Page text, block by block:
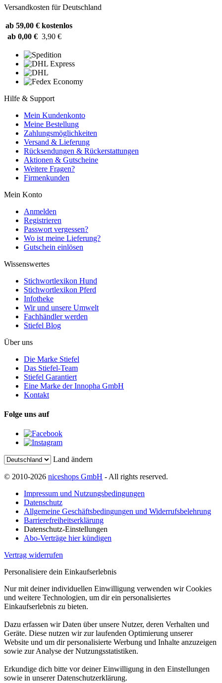
Versandkosten für Deutschland
ab 59,00 € kostenlos
ab 0,00 € 3,90 €
Hilfe & Support
Mein Kundenkonto
Meine Bestellung
Zahlungsmöglichkeiten
Versand & Lieferung
Rücksendungen & Rückerstattungen
Aktionen & Gutscheine
Weitere Fragen?
Firmenkunden
Mein Konto
Anmelden
Registrieren
Passwort vergessen?
Wo ist meine Lieferung?
Gutschein einlösen
Wissenswertes
Stichwortlexikon Hund
Stichwortlexikon Pferd
Infotheke
Wir und unsere Umwelt
Fachhändler werden
Stiefel Blog
Über uns
Die Marke Stiefel
Das Stiefel-Team
Stiefel Garantiert
Eine Marke der Innopha GmbH
Kontakt
Folge uns auf
Land ändern
© 2010-2026 niceshops GmbH - All rights reserved.
Impressum und Nutzungsbedingungen
Datenschutz
Allgemeine Geschäftsbedingungen und Widerrufsbelehrung
Barrierefreiheitserklärung
Datenschutz-Einstellungen
Abo-Verträge hier kündigen
Vertrag widerrufen
Personalisiere dein Einkaufserlebnis
Nur mit deiner individuellen Einwilligung verwenden wir Cookies
und weitere Technologien, um dir ein personalisiertes
Einkaufserlebnis zu bieten.
Dazu erfassen wir Daten über unsere Nutzer, deren Verhalten und
Geräte. Diese nutzen wir zur laufenden Optimierung unserer
Website und um dir personalisierte Werbung und Inhalte anzuzeigen
sowie zur Analyse der Nutzungsstatistiken.
Erkundige dich bitte vor deiner Einwilligung in den Einstellungen
sowie in unserer Datenschutzerklärung.